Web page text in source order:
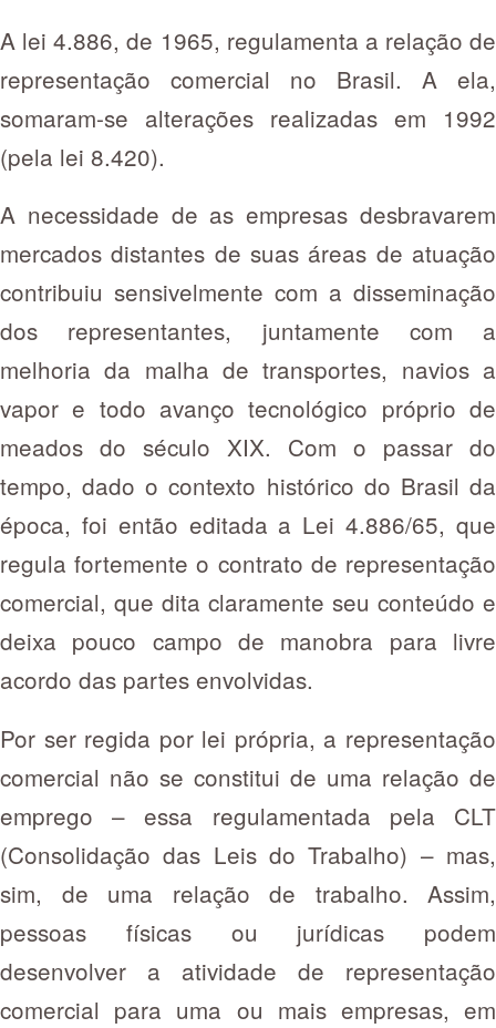
A lei 4.886, de 1965, regulamenta a relação de
representação comercial no Brasil. A ela,
somaram-se alterações realizadas em 1992
(pela lei 8.420).
A necessidade de as empresas desbravarem
mercados distantes de suas áreas de atuação
contribuiu sensivelmente com a disseminação
dos representantes, juntamente com a
melhoria da malha de transportes, navios a
vapor e todo avanço tecnológico próprio de
meados do século XIX. Com o passar do
tempo, dado o contexto histórico do Brasil da
época, foi então editada a Lei 4.886/65, que
regula fortemente o contrato de representação
comercial, que dita claramente seu conteúdo e
deixa pouco campo de manobra para livre
acordo das partes envolvidas.
Por ser regida por lei própria, a representação
comercial não se constitui de uma relação de
emprego – essa regulamentada pela CLT
(Consolidação das Leis do Trabalho) – mas,
sim, de uma relação de trabalho. Assim,
pessoas físicas ou jurídicas podem
desenvolver a atividade de representação
comercial para uma ou mais empresas, em